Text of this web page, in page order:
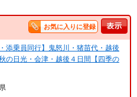
お気に入りに登録
乗員同行】鬼怒川・猪苗代・越後
の日光・会津・越後４日間【四季の